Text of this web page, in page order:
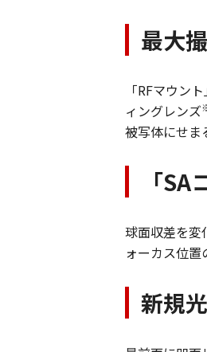
最大
「RFマウン
ィングレンズ
被写体にせま
「
球面収差を変
ォーカス位
新規